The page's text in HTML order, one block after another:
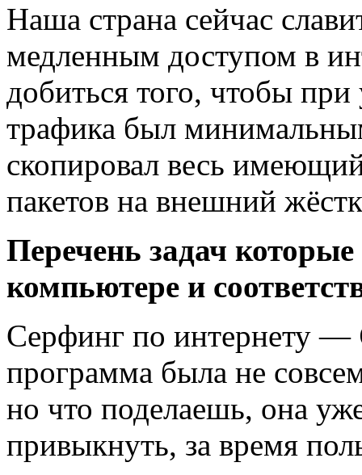
Наша страна сейчас
медленным доступом в
добиться того, чтобы
трафика был
скопировал весь
пакетов на внешний
Перечень задач
компьютере и
Серфинг по интернету —
программа была не
но что поделаешь, она
привыкнуть, за время